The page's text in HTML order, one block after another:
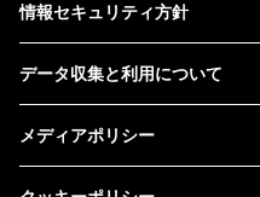
情報セキュリティ方針
データ収集と利用について
メディアポリシー